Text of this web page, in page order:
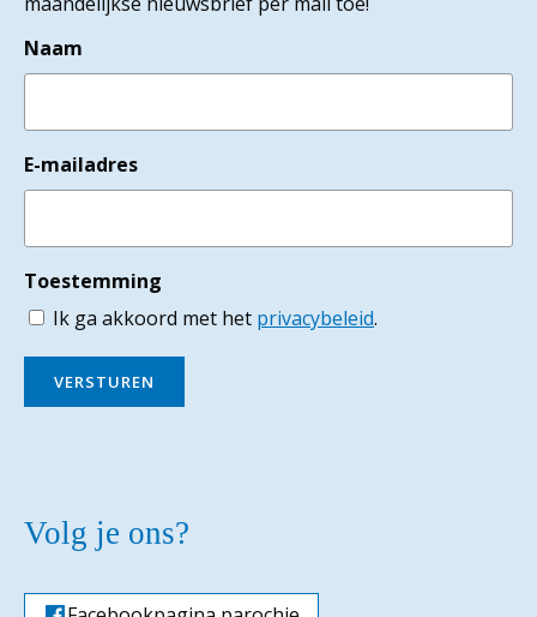
Naam
E-mailadres
Toestemming
Ik ga akkoord met het privacybeleid.
VERSTUREN
Volg je ons?